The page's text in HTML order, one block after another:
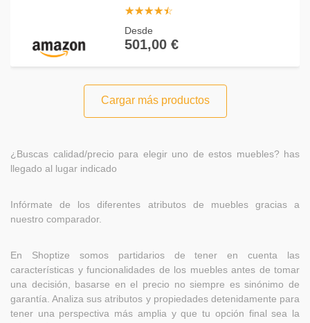
☆☆☆☆☆
★★★★★
Desde
501,00 €
Cargar más productos
¿Buscas calidad/precio para elegir uno de estos muebles? has
llegado al lugar indicado
Infórmate de los diferentes atributos de muebles gracias a
nuestro comparador.
En Shoptize somos partidarios de tener en cuenta las
características y funcionalidades de los muebles antes de tomar
una decisión, basarse en el precio no siempre es sinónimo de
garantía. Analiza sus atributos y propiedades detenidamente para
tener una perspectiva más amplia y que tu opción final sea la